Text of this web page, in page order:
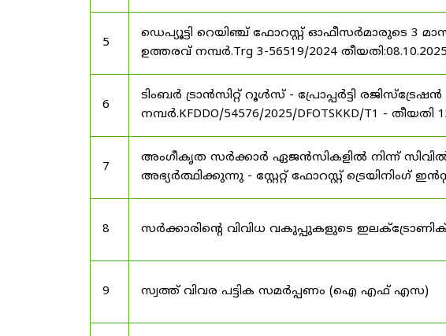
5
ഡെപ്യൂട്ടി റെയിഞ്ച് ഫോറസ്റ്റ് ഓഫീസർമാരുടെ 3
ഉത്തരവ് നമ്പർ.Trg 3-56519/2024 തീയതി:08.10.2025
6
ടിംബർ ട്രാൻസിറ്റ് റൂൾസ് - പ്രോപ്പർട്ടി
നമ്പർ.KFDDO/54576/2025/DFOTSKKD/T1 - തീയതി
7
അംഗീകൃത സർക്കാർ ഏജൻസികളിൽ നിന്ന്
അഭ്യർത്ഥിക്കുന്നു - സ്റ്റേറ്റ് ഫോറസ്റ്റ് ട്രെയിനിംഗ്
8 സർക്കാരിന്റെ വിവിധ വകുപ്പുകളുടെ
9 സ്വത്ത് വിവര പട്ടിക സമർപ്പണം (ഐ എഫ് എസ)